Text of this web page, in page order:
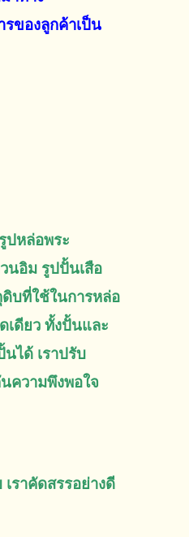
ของลูกค้าเป็น
ปหล่อพระ
นอิม รูปปั้นเสือ
บที่ใช้ในการหล่อ
เดียว ทั้งปั้นและ
ได้ เราปรับ
ความพึงพอใจ
าคัดสรรอย่างดี